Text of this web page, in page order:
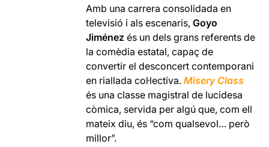
Amb una carrera consolidada en
televisió i als escenaris,Goyo
Jiménez és un dels grans referents de
la comèdia estatal, capaç de
convertir el desconcert contemporani
en riallada col·lectiva.Misery Class
és una classe magistral de lucidesa
còmica, servida per algú que, com ell
mateix diu, és “com qualsevol… però
millor”.